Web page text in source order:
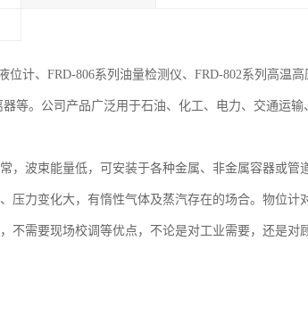
计、FRD-806系列油量检测仪、FRD-802系列高温
等。公司产品广泛用于石油、化工、电力、交通运输
波束能量低，可安装于各种金属、非金属容器或管
压力变化大，有惰性气体及蒸汽存在的场合。物位计
不需要现场校调等优点，不论是对工业需要，还是对